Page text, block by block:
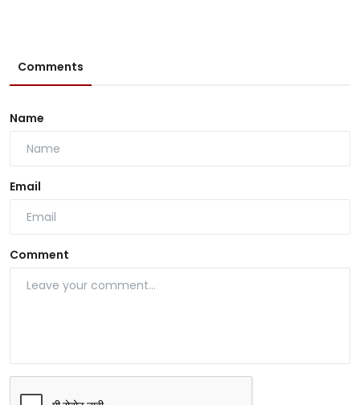
Comments
Name
Email
Comment